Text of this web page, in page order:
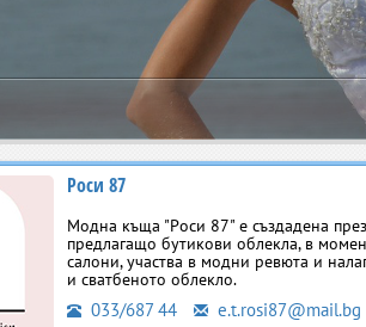
Роси 87
Модна къща "Роси 87" е създадена
предлагащо бутикови облекла, в
салони, участва в модни ревюта и
и сватбеното облекло.
033/687 44 e.t.rosi87@mail.bg